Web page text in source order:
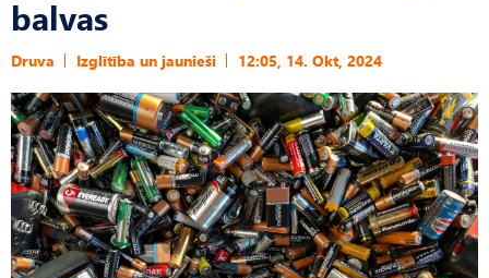
balvas
Druva Izglītība un jaunieši 12:05, 14. Okt, 2024